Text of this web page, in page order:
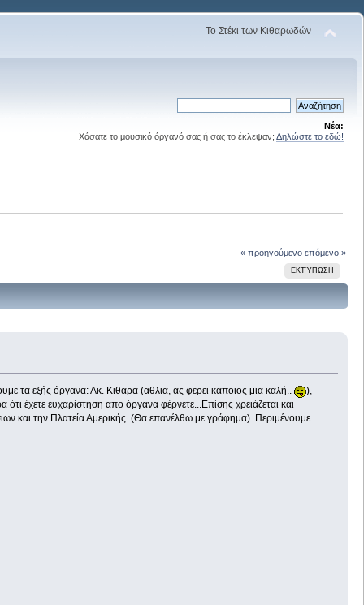
Το Στέκι των Κιθαρωδών
Νέα:
Χάσατε το μουσικό όργανό σας ή σας το έκλεψαν; Δηλώστε το εδώ!
« προηγούμενο επόμενο »
ΕΚΤΎΠΩΣΗ
τα εξής όργανα: Ακ. Κιθαρα (αθλια, ας φερει καποιος μια καλή..
),
ότι έχετε ευχαρίστηση απο όργανα φέρνετε...Επίσης χρειάζεται και
και την Πλατεία Αμερικής. (Θα επανέλθω με γράφημα). Περιμένουμε